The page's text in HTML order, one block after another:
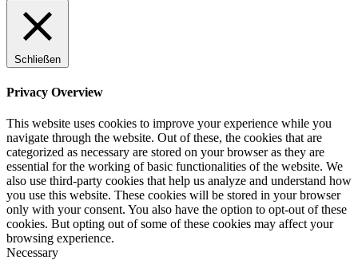
Schließen
Privacy Overview
This website uses cookies to improve your experience while you
navigate through the website. Out of these, the cookies that are
categorized as necessary are stored on your browser as they are
essential for the working of basic functionalities of the website. We
also use third-party cookies that help us analyze and understand how
you use this website. These cookies will be stored in your browser
only with your consent. You also have the option to opt-out of these
cookies. But opting out of some of these cookies may affect your
browsing experience.
Necessary